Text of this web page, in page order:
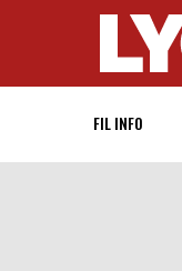
FIL INFO